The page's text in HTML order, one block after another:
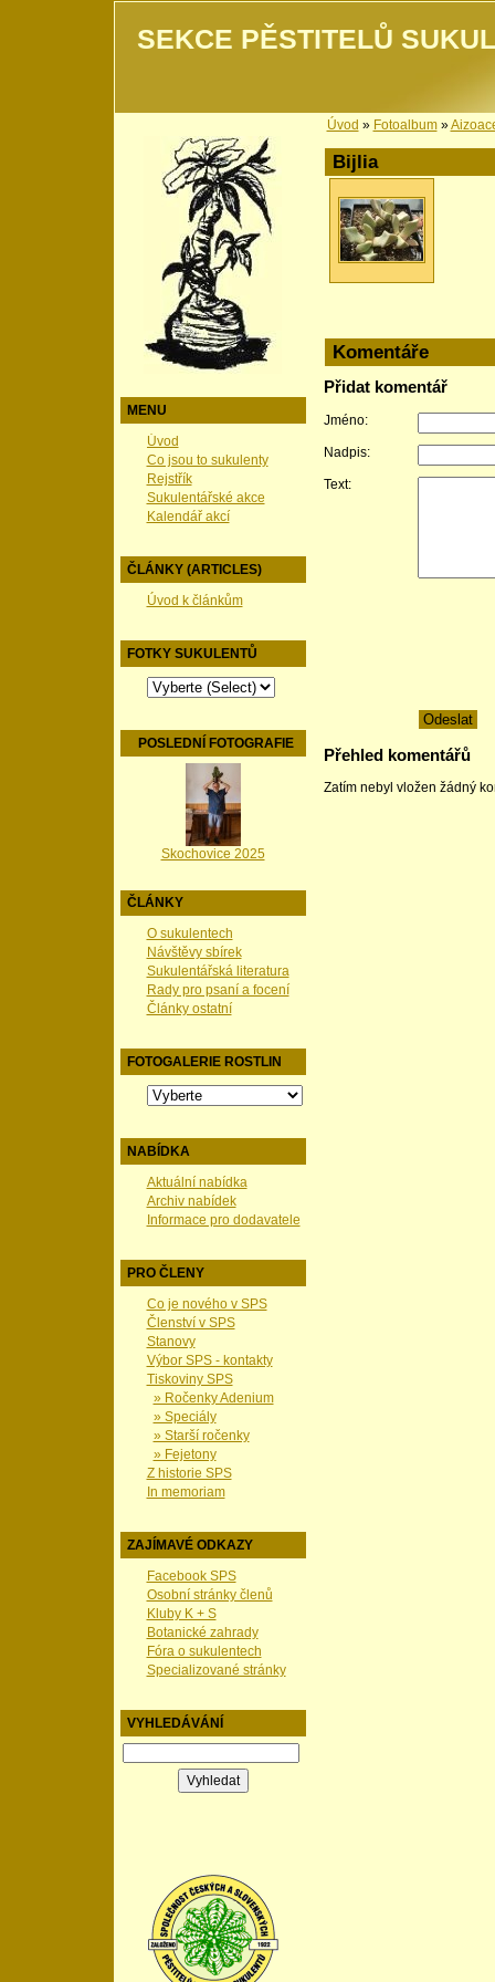
SEKCE PĚSTITELŮ
MENU
Úvod
Co jsou to sukulenty
Rejstřík
Sukulentářské akce
Kalendář akcí
ČLÁNKY (ARTICLES)
Úvod k článkům
FOTKY SUKULENTŮ
POSLEDNÍ FOTOGRAFIE
Skochovice 2025
ČLÁNKY
O sukulentech
Návštěvy sbírek
Sukulentářská literatura
Rady pro psaní a focení
Články ostatní
FOTOGALERIE ROSTLIN
NABÍDKA
Aktuální nabídka
Archiv nabídek
Informace pro dodavatele
PRO ČLENY
Co je nového v SPS
Členství v SPS
Stanovy
Výbor SPS - kontakty
Tiskoviny SPS
» Ročenky Adenium
» Speciály
» Starší ročenky
» Fejetony
Z historie SPS
In memoriam
ZAJÍMAVÉ ODKAZY
Facebook SPS
Osobní stránky členů
Kluby K + S
Botanické zahrady
Fóra o sukulentech
Specializované stránky
VYHLEDÁVÁNÍ
Úvod » Fotoalbum»
Bijlia
Komentáře
Přidat komentář
Jméno:
Nadpis:
Text:
Přehled komentářů
Zatím nebyl vložen žádný